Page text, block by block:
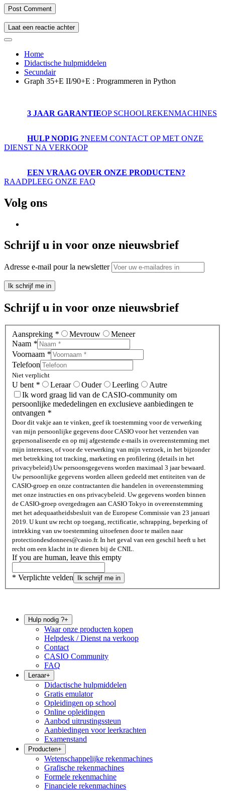
Laat een reactie achter
Home
Didactische hulpmiddelen
Secundair
Graph 35+E II/90+E : Programmeren in Python
3 JAAR GARANTIEOP SCHOOLREKENMACHINES
HULP NODIG ?NEEM CONTACT OP MET ONZE
DIENST NA VERKOOP
EEN VRAAG OVER ONZE PRODUCTEN?
RAADPLEEG ONZE FAQ
Volg ons
Schrijf u in voor onze nieuwsbrief
Adresse e-mail pour la newsletter
Ik schrijf me in
Schrijf u in voor onze nieuwsbrief
Aanspreking * Mevrouw
Meneer
Naam *
Voornaam *
Telefoon
Niet verplicht
U bent * Leraar Ouder Leerling
Autre
Ik word graag lid van de CASIO-community om
persoonlijke mededelingen en exclusieve aanbiedingen te
ontvangen *
Door dit vakje aan te vinken, geef ik toestemming voor de verwerking
van mijn persoonlijke gegevens door CASIO voor het verzenden van
gepersonaliseerde en op mij afgestemde e-mails in overeenstemming met
mijn interesses, of voor de verwerking van mijn verzoek, in het bijzonder
met betrekking tot tracking, marketing en profilering (details in het
privacybeleid). Uw persoonsgegevens worden maximaal 3 jaar bewaard.
Uw persoonlijke gegevens worden alleen gedeeld met entiteiten van de
CASIO-groep en onze contractanten die handelen in overeenstemming
met onze instructies en ons privacybeleid. Uw gegevens worden binnen
de CASIO-groep overgedragen aan CASIO Tokyo in overeenstemming
met het adequaatheidsbesluit van de Europese Commissie van 23 januari
2019. U kunt uw recht op toegang, rectificatie, schrapping, beperking of
intrekking van uw toestemming uitoefenen door te mailen naar
protectiondesdonnees@casio.fr. In het geval van een geschil heeft u het
recht om een ​​klacht in te dienen bij de CNIL.
If you are human, leave this empty
* Verplichte velden Ik schrijf me in
Hulp nodig ?+
Waar onze producten kopen
Helpdesk / Dienst na verkoop
Contact
CASIO Community
FAQ
Leraar+
Didactische hulpmiddelen
Gratis emulator
Opleidingen op school
Online opleidingen
Aanbod uitrustingssteun
Aanbiedingen voor leerkrachten
Examenstand
Producten+
Wetenschappelijke rekenmachines
Grafische rekenmachines
Formele rekenmachine
Financiele rekenmachines